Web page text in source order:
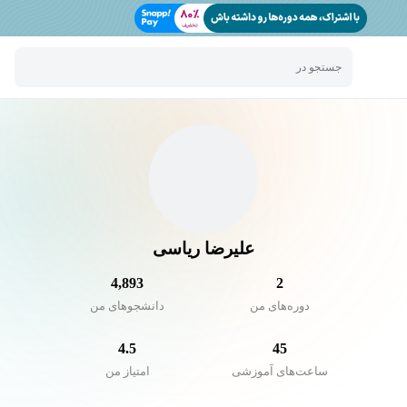
جستجو در
علیرضا ریاسی
2
دوره‌های من
4,893
دانشجو‌های من
45
ساعت‌های آموزشی
4.5
امتیاز من